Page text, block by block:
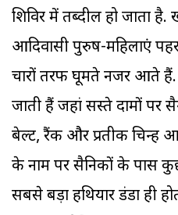
शिविर में तब्दील हो जाता है.
आदिवासी पुरुष-महिलाएं
चारों तरफ घूमते नजर आते
जाती हैं जहां सस्ते दामों पर
बेल्ट, रैंक और प्रतीक चिन्ह
के नाम पर सैनिकों के पास
सबसे बड़ा हथियार डंडा ही